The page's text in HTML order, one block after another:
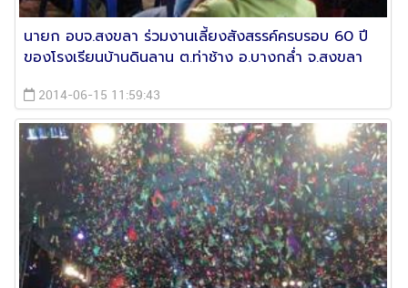
นายก อบจ.สงขลา ร่วมงานเลี้ยงสังสรรค์ครบรอบ 60 ปี
ของโรงเรียนบ้านดินลาน ต.ท่าช้าง อ.บางกล่ำ จ.สงขลา
2014-06-15 11:59:43